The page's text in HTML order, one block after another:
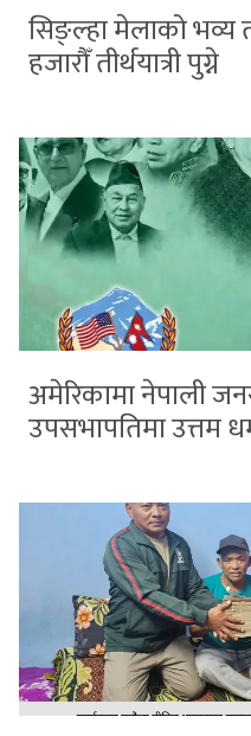
सिङ्ल्हा मेलाको भव्य
हजारौँ तीर्थयात्री पुग्ने
अमेरिकामा नेपाली
उपसभापतिमा उत्तम